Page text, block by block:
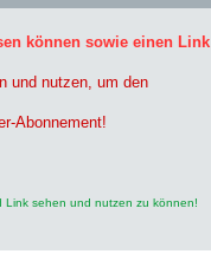
können sowie einen Link
und nutzen, um den
Abonnement!
Link sehen und nutzen zu können!